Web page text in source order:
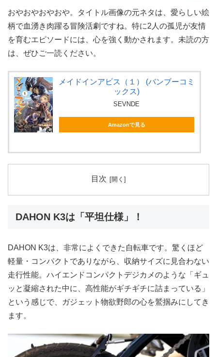
おやおやおやおや。タイトル画像の元ネタは、愛らしい絵
柄で血湧き肉躍る冒険活劇ですね。特に2人の孤児が友情
を育むエピソードには、心を強く動かされます。未読の方
は、ぜひご一読ください。
メイドインアビス（１） (バンブーコミ
ックス)
SEVNDE
Amazonで見る
目次
DAHON K3は「平坦仕様」！
DAHON K3は、非常によくできた自転車です。驚くほど
軽量・コンパクトでありながら、収納サイズに見合わない
走行性能。ハイエンドコンパクトデジカメのような「ギュ
ッと凝縮された中に、高性能がギチギチに詰まっている」
という感じで、ガジェット物欲野郎の心を鷲掴みにしてき
ます。